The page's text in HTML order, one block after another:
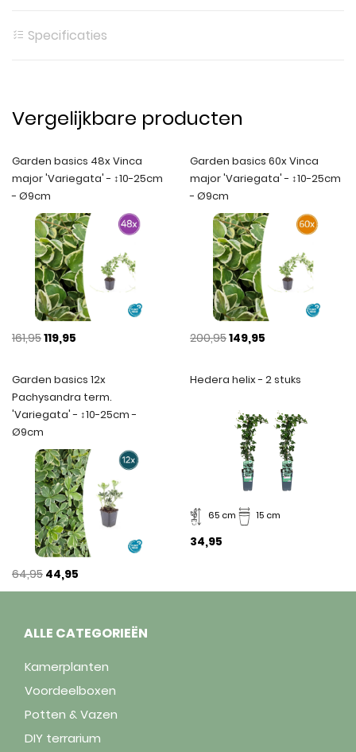
Specificaties
Vergelijkbare producten
Garden basics 48x Vinca
major 'Variegata' - ↕10-25cm
- Ø9cm
161,95119,95
Garden basics 60x Vinca
major 'Variegata' - ↕10-25cm
- Ø9cm
200,95149,95
Garden basics 12x
Pachysandra term.
'Variegata' - ↕10-25cm -
Ø9cm
64,95 44,95
Hedera helix - 2 stuks
65 cm 15 cm
34,95
ALLE CATEGORIEËN
Kamerplanten
Voordeelboxen
Potten & Vazen
DIY terrarium